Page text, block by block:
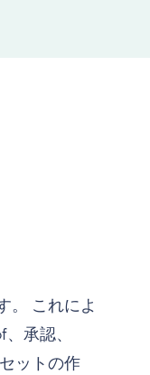
。 これによ
承認、
ットの作